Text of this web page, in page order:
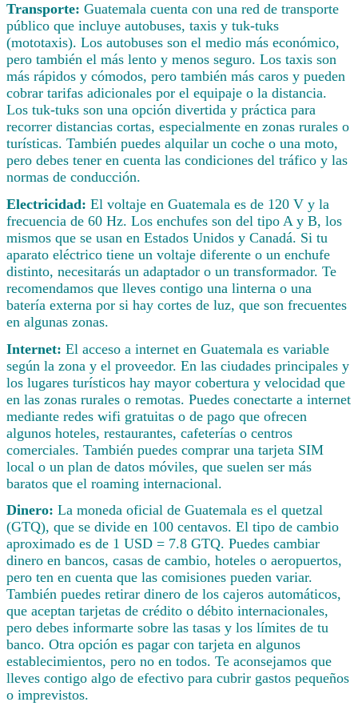
Transporte: Guatemala cuenta con una red de transporte
público que incluye autobuses, taxis y tuk-tuks
(mototaxis). Los autobuses son el medio más económico,
pero también el más lento y menos seguro. Los taxis son
más rápidos y cómodos, pero también más caros y pueden
cobrar tarifas adicionales por el equipaje o la distancia.
Los tuk-tuks son una opción divertida y práctica para
recorrer distancias cortas, especialmente en zonas rurales o
turísticas. También puedes alquilar un coche o una moto,
pero debes tener en cuenta las condiciones del tráfico y las
normas de conducción.
Electricidad: El voltaje en Guatemala es de 120 V y la
frecuencia de 60 Hz. Los enchufes son del tipo A y B, los
mismos que se usan en Estados Unidos y Canadá. Si tu
aparato eléctrico tiene un voltaje diferente o un enchufe
distinto, necesitarás un adaptador o un transformador. Te
recomendamos que lleves contigo una linterna o una
batería externa por si hay cortes de luz, que son frecuentes
en algunas zonas.
Internet: El acceso a internet en Guatemala es variable
según la zona y el proveedor. En las ciudades principales y
los lugares turísticos hay mayor cobertura y velocidad que
en las zonas rurales o remotas. Puedes conectarte a internet
mediante redes wifi gratuitas o de pago que ofrecen
algunos hoteles, restaurantes, cafeterías o centros
comerciales. También puedes comprar una tarjeta SIM
local o un plan de datos móviles, que suelen ser más
baratos que el roaming internacional.
Dinero: La moneda oficial de Guatemala es el quetzal
(GTQ), que se divide en 100 centavos. El tipo de cambio
aproximado es de 1 USD = 7.8 GTQ. Puedes cambiar
dinero en bancos, casas de cambio, hoteles o aeropuertos,
pero ten en cuenta que las comisiones pueden variar.
También puedes retirar dinero de los cajeros automáticos,
que aceptan tarjetas de crédito o débito internacionales,
pero debes informarte sobre las tasas y los límites de tu
banco. Otra opción es pagar con tarjeta en algunos
establecimientos, pero no en todos. Te aconsejamos que
lleves contigo algo de efectivo para cubrir gastos pequeños
o imprevistos.